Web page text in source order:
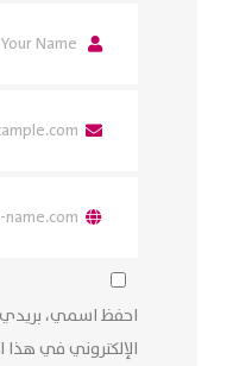
احفظ اسمي، بريدي
الإلكتروني في هذا